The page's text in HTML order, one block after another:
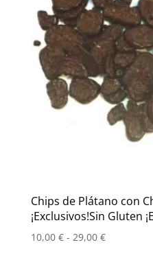
Chips de Plátano con
¡Exclusivos!Sin Gluten
10,00 € - 29,00 €Rango